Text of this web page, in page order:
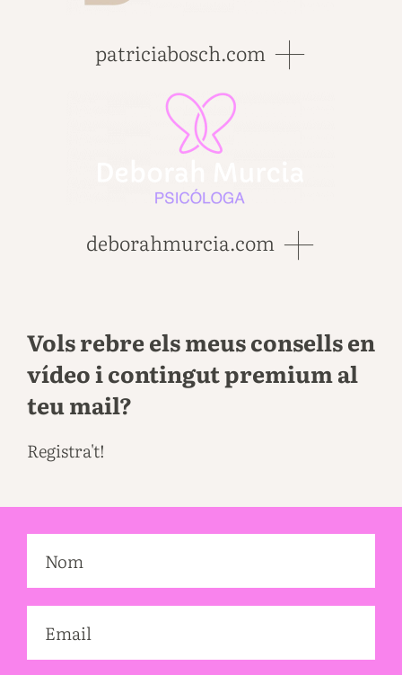
patriciabosch.com
deborahmurcia.com
Vols rebre els meus consells en
vídeo i contingut premium al
teu mail?
Registra't!